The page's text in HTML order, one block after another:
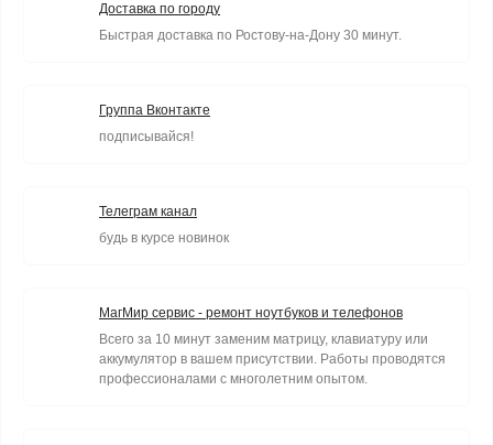
Доставка по городу
Быстрая доставка по Ростову-на-Дону 30 минут.
Группа Вконтакте
подписывайся!
Телеграм канал
будь в курсе новинок
МагМир сервис - ремонт ноутбуков и телефонов
Всего за 10 минут заменим матрицу, клавиатуру или
аккумулятор в вашем присутствии. Работы проводятся
профессионалами с многолетним опытом.